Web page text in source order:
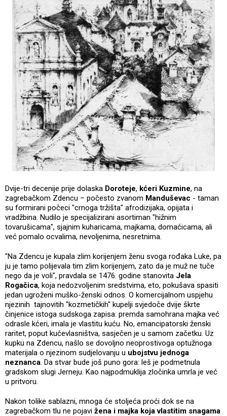
Dvije-tri decenije prije dolaska Doroteje, kćeri Kuzmine, na
zagrebačkom Zdencu – počesto zvanom Manduševac - taman
su formirani počeci "crnoga tržišta" afrodizijaka, opijata i
vradžbina. Nudilo je specijalizirani asortiman "hižnim
tovarušicama", sjajnim kuharicama, majkama, domaćicama, ali
već pomalo ocvalima, nevoljenima, nesretnima.
"Na Zdencu je kupala zlim korijenjem ženu svoga rođaka Luke, pa
ju je tamo polijevala tim zlim korijenjem, zato da je muž ne tuče
nego da je voli", pravdala se 1476. godine stanovita Jela
Rogačica, koja nedozvoljenim sredstvima, eto, pokušava spasiti
jedan ugroženi muško-ženski odnos. O komercijalnom uspjehu
njezinih tajnovitih "kozmetičkih" kupelji svjedoče dvije škrte
činjenice istoga sudskoga zapisa: premda samohrana majka već
odrasle kćeri, imala je vlastitu kuću. No, emancipatorski ženski
raritet, poput kućevlasništva, sasječen je u samom začetku. Uz
kupku na Zdencu, našlo se dovoljno neoprostivoga optužnoga
materijala o njezinom sudjelovanju u ubojstvu jednoga
neznanca. Da stvar bude još puno gora: leš je podmetnula
gradskom slugi Jerneju. Kao najpodmuklija zločinka umrla je već
u pritvoru.
Nakon tolike sablazni, mnoga će stoljeća proći dok se na
zagrebačkom tlu ne pojavi žena i majka koja vlastitim snagama